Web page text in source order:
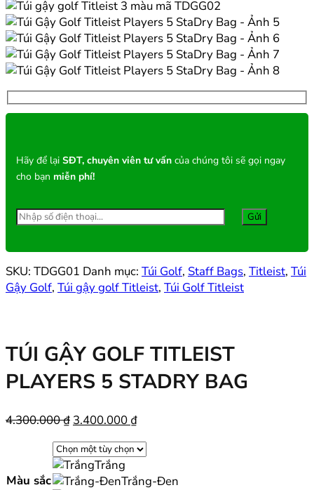
Hãy để lại SĐT, chuyên viên tư vấn của chúng tôi sẽ gọi ngay
cho bạn miễn phí!
SKU: TDGG01 Danh mục: Túi Golf, Staff Bags, Titleist, Túi
Gậy Golf, Túi gậy golf Titleist, Túi Golf Titleist
TÚI GẬY GOLF TITLEIST
PLAYERS 5 STADRY BAG
4.300.000₫ Giá
là:
4.300.000 ₫.
3.400.000 ₫Giá
tại
3.400.000 ₫.
Màu sắc
Trắng
Trắng-Đen